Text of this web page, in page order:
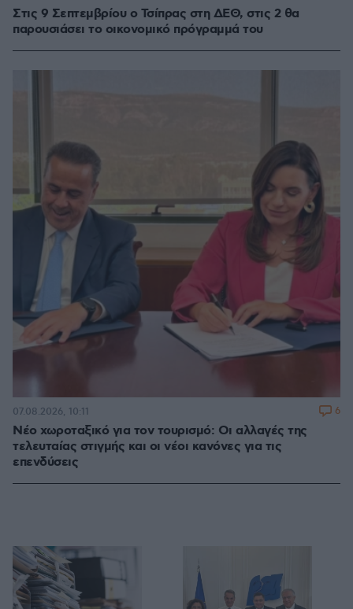
Στις 9 Σεπτεμβρίου ο Τσίπρας στη ΔΕΘ, στις 2 θα
παρουσιάσει το οικονομικό πρόγραμμά του
Νέο χωροταξικό για τον τουρισμό: Οι αλλαγές της
τελευταίας στιγμής και οι νέοι κανόνες για τις
επενδύσεις
07.08.2026, 10:11 6